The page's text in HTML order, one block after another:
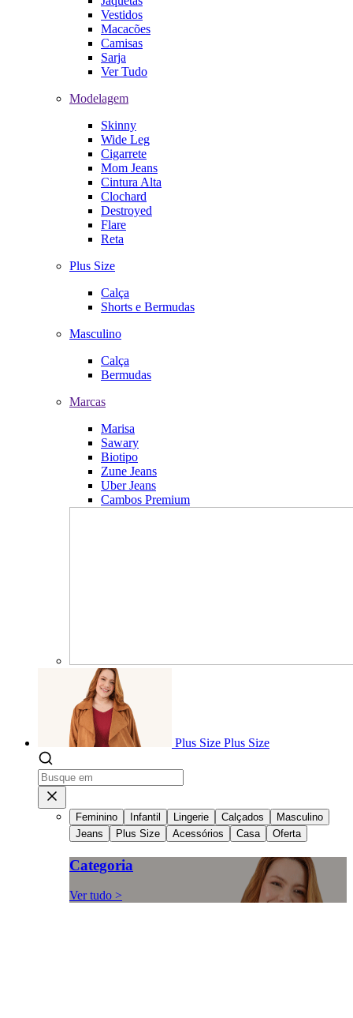
Vestidos
Macacões
Camisas
Sarja
Ver Tudo
Modelagem
Skinny
Wide Leg
Cigarrete
Mom Jeans
Cintura Alta
Clochard
Destroyed
Flare
Reta
Plus Size
Calça
Shorts e Bermudas
Masculino
Calça
Bermudas
Marcas
Marisa
Sawary
Biotipo
Zune Jeans
Uber Jeans
Cambos Premium
Plus Size Plus Size
Feminino Infantil Lingerie Calçados
Masculino
Jeans
Plus Size Acessórios Casa Oferta
Categoria
Ver tudo >